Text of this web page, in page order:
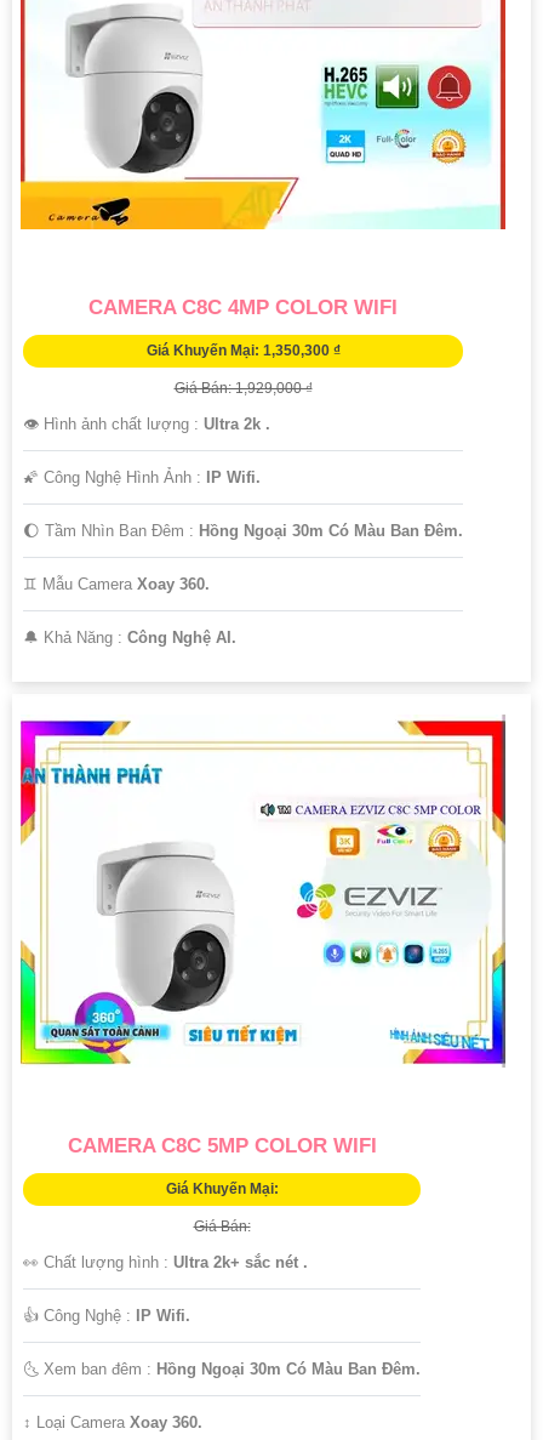
CAMERA C8C 4MP COLOR WIFI
Giá Khuyến Mại: 1,350,300 ₫
Giá Bán: 1,929,000 ₫
👁 Hình ảnh chất lượng : Ultra 2k .
🌠 Công Nghệ Hình Ảnh : IP Wifi.
🌔 Tầm Nhìn Ban Đêm : Hồng Ngoại 30m Có Màu Ban Ðêm.
♊ Mẫu Camera Xoay 360.
️🔔 Khả Năng : Công Nghệ AI.
CAMERA C8C 5MP COLOR WIFI
Giá Khuyến Mại:
Giá Bán:
👀 Chất lượng hình : Ultra 2k+ sắc nét .
👍 Công Nghệ : IP Wifi.
🌜 Xem ban đêm : Hồng Ngoại 30m Có Màu Ban Ðêm.
↕️ Loại Camera Xoay 360.